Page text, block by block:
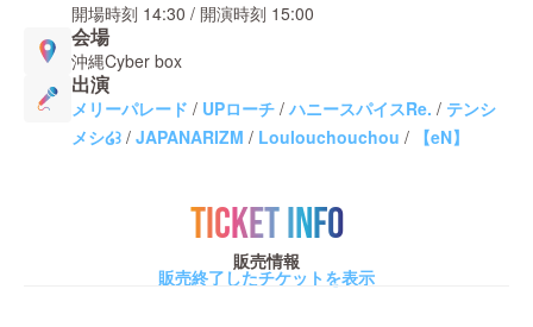
開場時刻 14:30 / 開演時刻 15:00
会場
沖縄Cyber box
出演
メリーパレード / UPローチ / ハニースパイスRe. / テンシ
メシ໒꒱ / JAPANARIZM / Loulouchouchou / 【eN】
TICKET INFO
販売情報
販売終了したチケットを表示